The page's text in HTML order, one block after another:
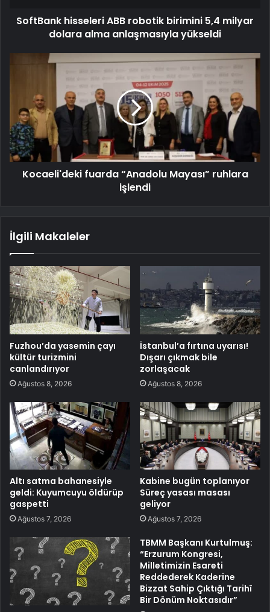
SoftBank hisseleri ABB robotik birimini 5,4 milyar
dolara alma anlaşmasıyla yükseldi
Kocaeli'deki fuarda “Anadolu Mayası” ruhlara
işlendi
İlgili Makaleler
Fuzhou’da yasemin çayı
kültür turizmini
canlandırıyor
Ağustos 8, 2026
İstanbul’a fırtına uyarısı!
Dışarı çıkmak bile
zorlaşacak
Ağustos 8, 2026
Altı satma bahanesiyle
geldi: Kuyumcuyu öldürüp
gaspetti
Ağustos 7, 2026
Kabine bugün toplanıyor
Süreç yasası masası
geliyor
Ağustos 7, 2026
TBMM Başkanı Kurtulmuş:
“Erzurum Kongresi,
Milletimizin Esareti
Reddederek Kaderine
Bizzat Sahip Çıktığı Tarihî
Bir Dönüm Noktasıdır”